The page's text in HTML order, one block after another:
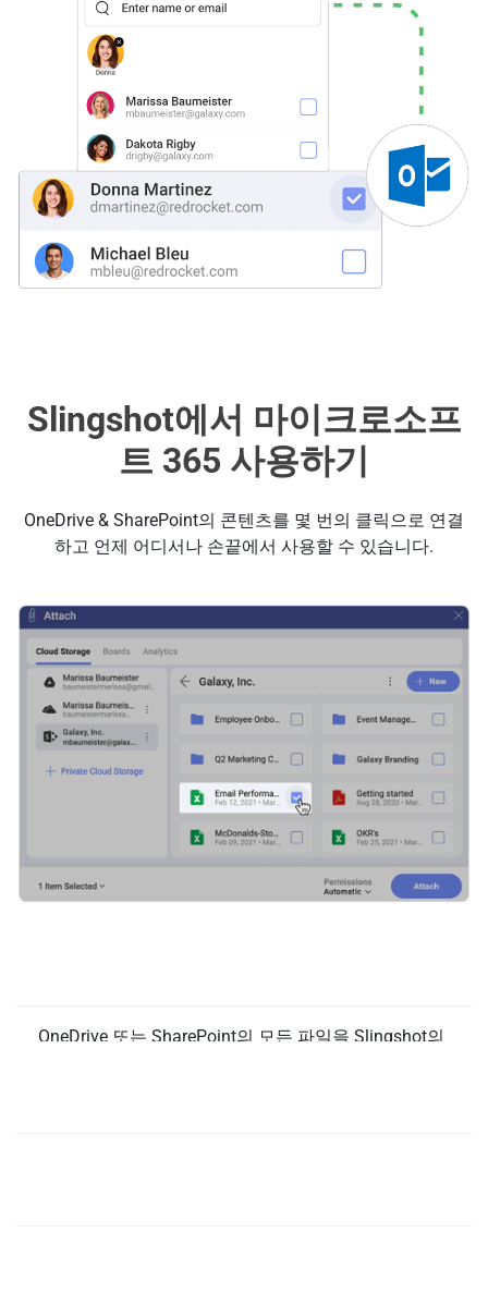
Slingshot에서 마이크로소프
트 365 사용하기
OneDrive & SharePoint의 콘텐츠를 몇 번의 클릭으로 연결
하고 언제 어디서나 손끝에서 사용할 수 있습니다.
OneDrive 또는 SharePoint의 모든 파일을 Slingshot의